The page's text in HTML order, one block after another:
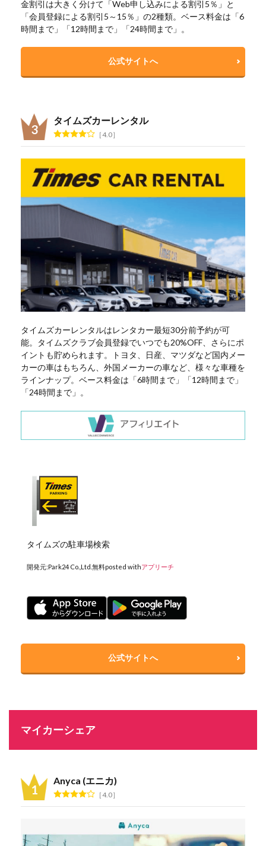
金割引は大きく分けて「Web申し込みによる割引5％」と
「会員登録による割引5～15％」の2種類。ベース料金は「6
時間まで」「12時間まで」「24時間まで」。
公式サイトへ
タイムズカーレンタル
4.0
タイムズカーレンタルはレンタカー最短30分前予約が可
能。タイムズクラブ会員登録でいつでも20%OFF、さらにポ
イントも貯められます。トヨタ、日産、マツダなど国内メー
カーの車はもちろん、外国メーカーの車など、様々な車種を
ラインナップ。ベース料金は「6時間まで」「12時間まで」
「24時間まで」。
タイムズの駐車場検索
開発元:Park24 Co.,Ltd. 無料posted withアプリーチ
公式サイトへ
マイカーシェア
Anyca (エニカ)
4.0